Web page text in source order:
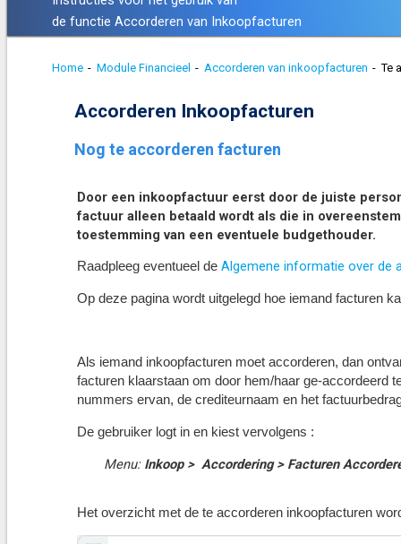
de functie Accorderen van Inkoopfacturen
Home - Module Financieel - Accorderen van inkoopfacturen - Te
Accorderen Inkoopfacturen
Nog te accorderen facturen
Door een inkoopfactuur eerst door de juiste
factuur alleen betaald wordt als die in
toestemming van een eventuele budgethouder.
Raadpleeg eventueel de Algemene informatie over de
Op deze pagina wordt uitgelegd hoe iemand facturen
Als iemand inkoopfacturen moet accorderen, dan
facturen klaarstaan om door hem/haar ge-accordeerd
nummers ervan, de crediteurnaam en het
De gebruiker logt in en kiest vervolgens :
Menu: Inkoop > Accordering > Facturen
Het overzicht met de te accorderen inkoopfacturen